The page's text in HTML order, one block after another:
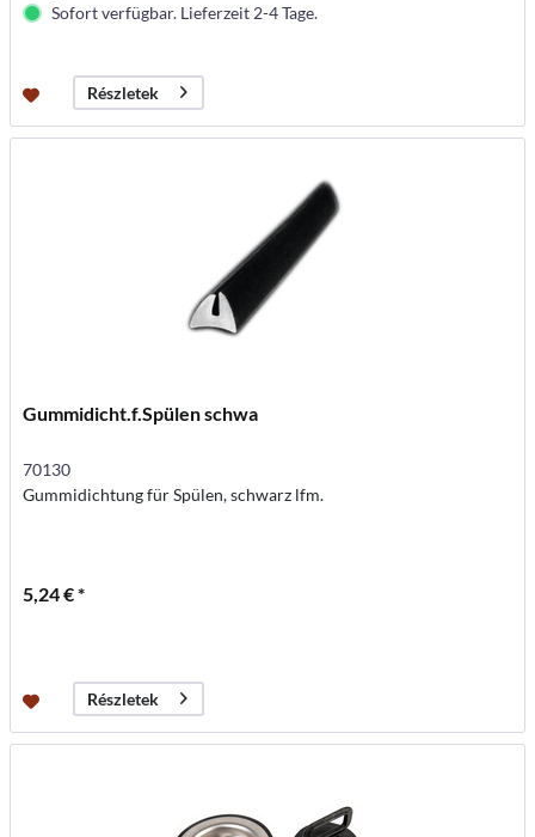
Sofort verfügbar. Lieferzeit 2-4 Tage.
Részletek
Gummidicht.f.Spülen schwa
70130
Gummidichtung für Spülen, schwarz lfm.
5,24 € *
Részletek